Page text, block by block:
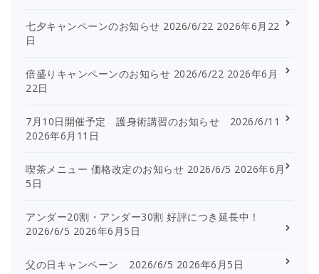
七夕キャンペーンのお知らせ 2026/6/22 2026年6月22
日
倍盛りキャンペーンのお知らせ 2026/6/22 2026年6月
22日
7月10日開催予定 護身術講習のお知らせ 2026/6/11
2026年6月11日
喫茶メニュー 価格改定のお知らせ 2026/6/5 2026年6月
5日
アンダー20割・アンダー30割 好評につき延長中！
2026/6/5 2026年6月5日
父の日キャンペーン 2026/6/5 2026年6月5日